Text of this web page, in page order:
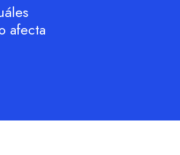
afecta